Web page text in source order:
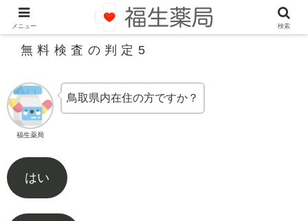
無料検査の判定5
福生薬局
鳥取県内在住の方ですか？
はい
メニュー 検索